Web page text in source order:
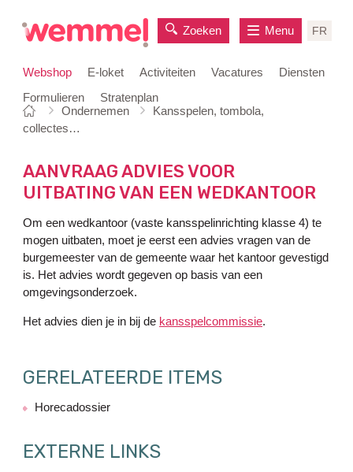
Webshop E-loket Activiteiten Vacatures
Diensten
Formulieren
Stratenplan
Zoeken FR
Menu
Je
bent
Startpagina
Ondernemen
Kansspelen, tombola,
collectes…
AANVRAAG ADVIES VOOR
UITBATING VAN EEN WEDKANTOOR
Om een wedkantoor (vaste kansspelinrichting klasse 4) te
mogen uitbaten, moet je eerst een advies vragen van de
burgemeester van de gemeente waar het kantoor gevestigd
is. Het advies wordt gegeven op basis van een
omgevingsonderzoek.
Het advies dien je in bij de kansspelcommissie.
GERELATEERDE ITEMS
Horecadossier
EXTERNE LINKS